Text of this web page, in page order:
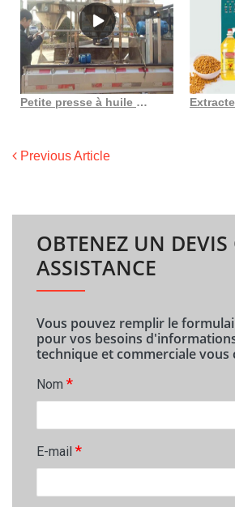
Petite presse à huile d’arachide dl zyj01y, meilleure vente au Sénégal
Previous Article
OBTENEZ UN
ASSISTANCE
Vous pouvez remplir le
pour vos besoins
technique et commerciale vous
Nom *
E-mail *